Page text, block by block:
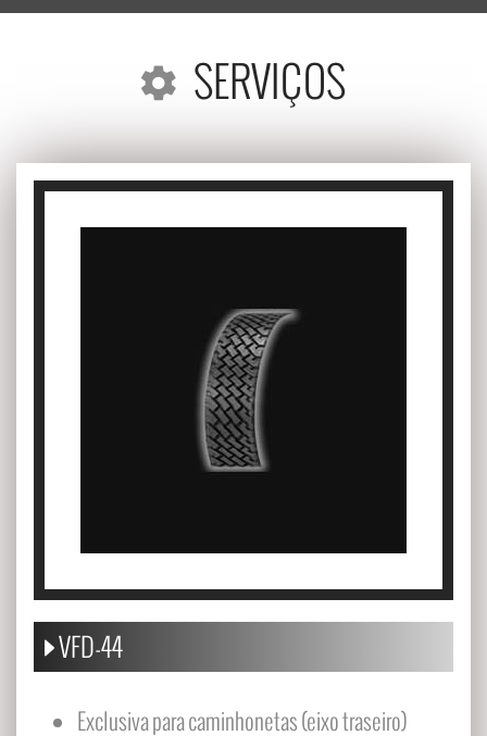
SERVIÇOS
VFD-44
Exclusiva para caminhonetas (eixo traseiro)